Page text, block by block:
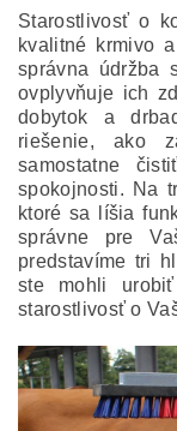
Starostlivosť o
kvalitné krmivo
správna údržba
ovplyvňuje ich
dobytok a
riešenie, ako
samostatne
spokojnosti. Na
ktoré sa líšia
správne pre
predstavíme tri
ste mohli
starostlivosť o